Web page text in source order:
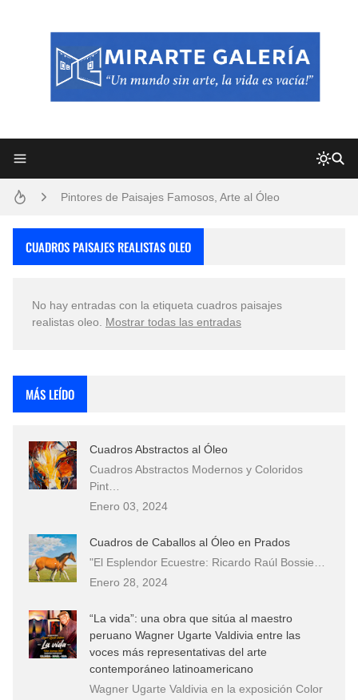
Pintores de Paisajes Famosos, Arte al Óleo
Que significan los cuadros de negras africanas?
El mundo del arte en pintura surrealista
CUADROS PAISAJES REALISTAS OLEO
No hay entradas con la etiqueta cuadros paisajes
realistas oleo
Mostrar todas las entradas
MÁS LEÍDO
Cuadros Abstractos al Óleo
Cuadros Abstractos Modernos y Coloridos
Pint…
Enero 03, 2024
Cuadros de Caballos al Óleo en Prados
"El Esplendor Ecuestre: Ricardo Raúl Bossie…
Enero 28, 2024
“La vida”: una obra que sitúa al maestro
peruano Wagner Ugarte Valdivia entre las
voces más representativas del arte
contemporáneo latinoamericano
Wagner Ugarte Valdivia en la exposición Color